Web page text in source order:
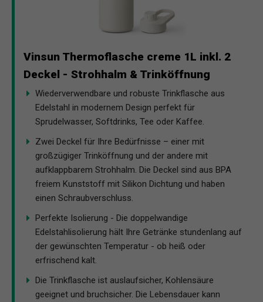
Vinsun Thermoflasche creme 1L inkl. 2
Deckel - Strohhalm & Trinköffnung
Wiederverwendbare und robuste Trinkflasche aus
Edelstahl in modernem Design perfekt für
Sprudelwasser, Softdrinks, Tee oder Kaffee.
Zwei Deckel für Ihre Bedürfnisse – einer mit
großzügiger Trinköffnung und der andere mit
aufklappbarem Strohhalm. Die Deckel sind aus BPA
freiem Kunststoff mit Silikon Dichtung und haben
einen Schraubverschluss.
Perfekte Isolierung - Die doppelwandige
Edelstahlisolierung hält Ihre Getränke stundenlang auf
der gewünschten Temperatur - ob heiß oder
erfrischend kalt.
Die Trinkflasche ist auslaufsicher, Kohlensäure
geeignet und bruchsicher. Die Lebensdauer kann